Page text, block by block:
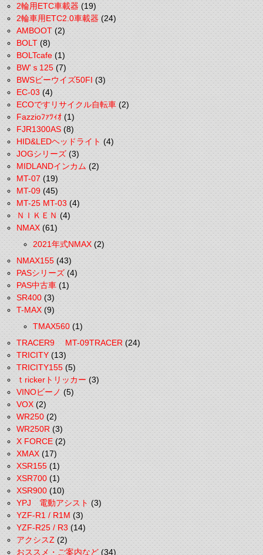
2輪用ETC車載器(19)
2輪車用ETC2.0車載器(24)
AMBOOT(2)
BOLT(8)
BOLTcafe(1)
BW'ｓ125(7)
BWSビーウイズ50FI(3)
EC-03(4)
ECOですリサイクル自転車(2)
Fazzioﾌｧﾂｨｵ(1)
FJR1300AS(8)
HID&LEDヘッドライト(4)
JOGシリーズ(3)
MIDLANDインカム(2)
MT-07(19)
MT-09(45)
MT-25 MT-03(4)
ＮＩＫＥＮ(4)
NMAX(61)
2021年式NMAX(2)
NMAX155(43)
PASシリーズ(4)
PAS中古車(1)
SR400(3)
T-MAX(9)
TMAX560(1)
TRACER9 MT-09TRACER(24)
TRICITY(13)
TRICITY155(5)
ｔrickerトリッカー(3)
VINOビーノ(5)
VOX(2)
WR250(2)
WR250R(3)
X FORCE(2)
XMAX(17)
XSR155(1)
XSR700(1)
XSR900(10)
YPJ 電動アシスト(3)
YZF-R1 / R1M(3)
YZF-R25 / R3(14)
アクシスZ(2)
おススメ・ご案内など(34)